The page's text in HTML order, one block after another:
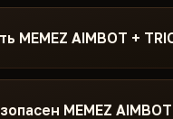
MEMEZ AIMBOT +
получите ссылку на
- с указанием
MEMEZ AIMBOT